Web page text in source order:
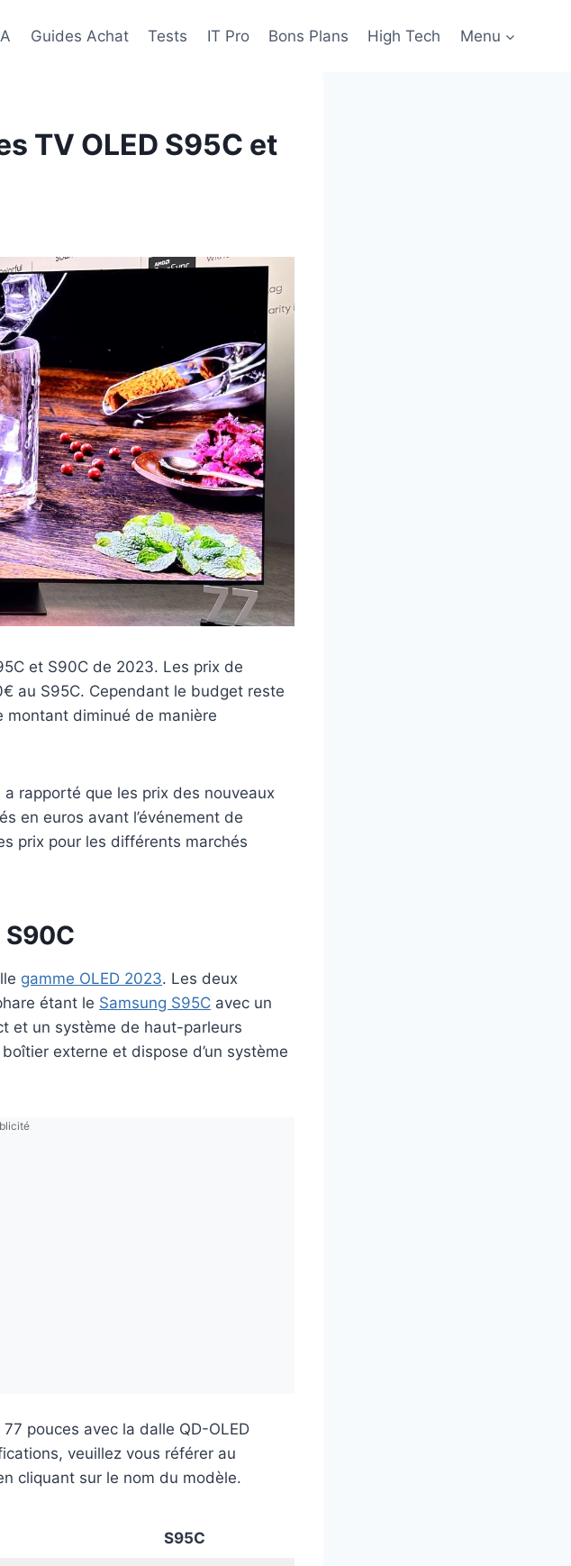
Guides Achat Tests IT Pro Bons Plans High Tech Menu
TV OLED S95C et
et S90C de 2023. Les prix de
au S95C. Cependant le budget reste
montant diminué de manière
a rapporté que les prix des nouveaux
en euros avant l’événement de
prix pour les différents marchés
gamme OLED 2023. Les deux
étant le Samsung S95C avec un
et un système de haut-parleurs
boîtier externe et dispose d’un système
pouces avec la dalle QD-OLED
veuillez vous référer au
cliquant sur le nom du modèle.
S95C